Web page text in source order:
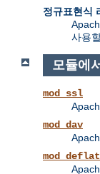
정규표현식
사용
모듈에
mod_ssl
mod_dav